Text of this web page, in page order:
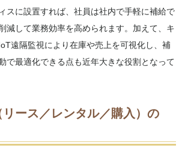
スに設置すれば、社員は社内で手軽に補給で
減して業務効率を高められます。加えて、キ
遠隔監視により在庫や売上を可視化し、補
で最適化できる点も近年大きな役割となって
ース／レンタル／購入）の